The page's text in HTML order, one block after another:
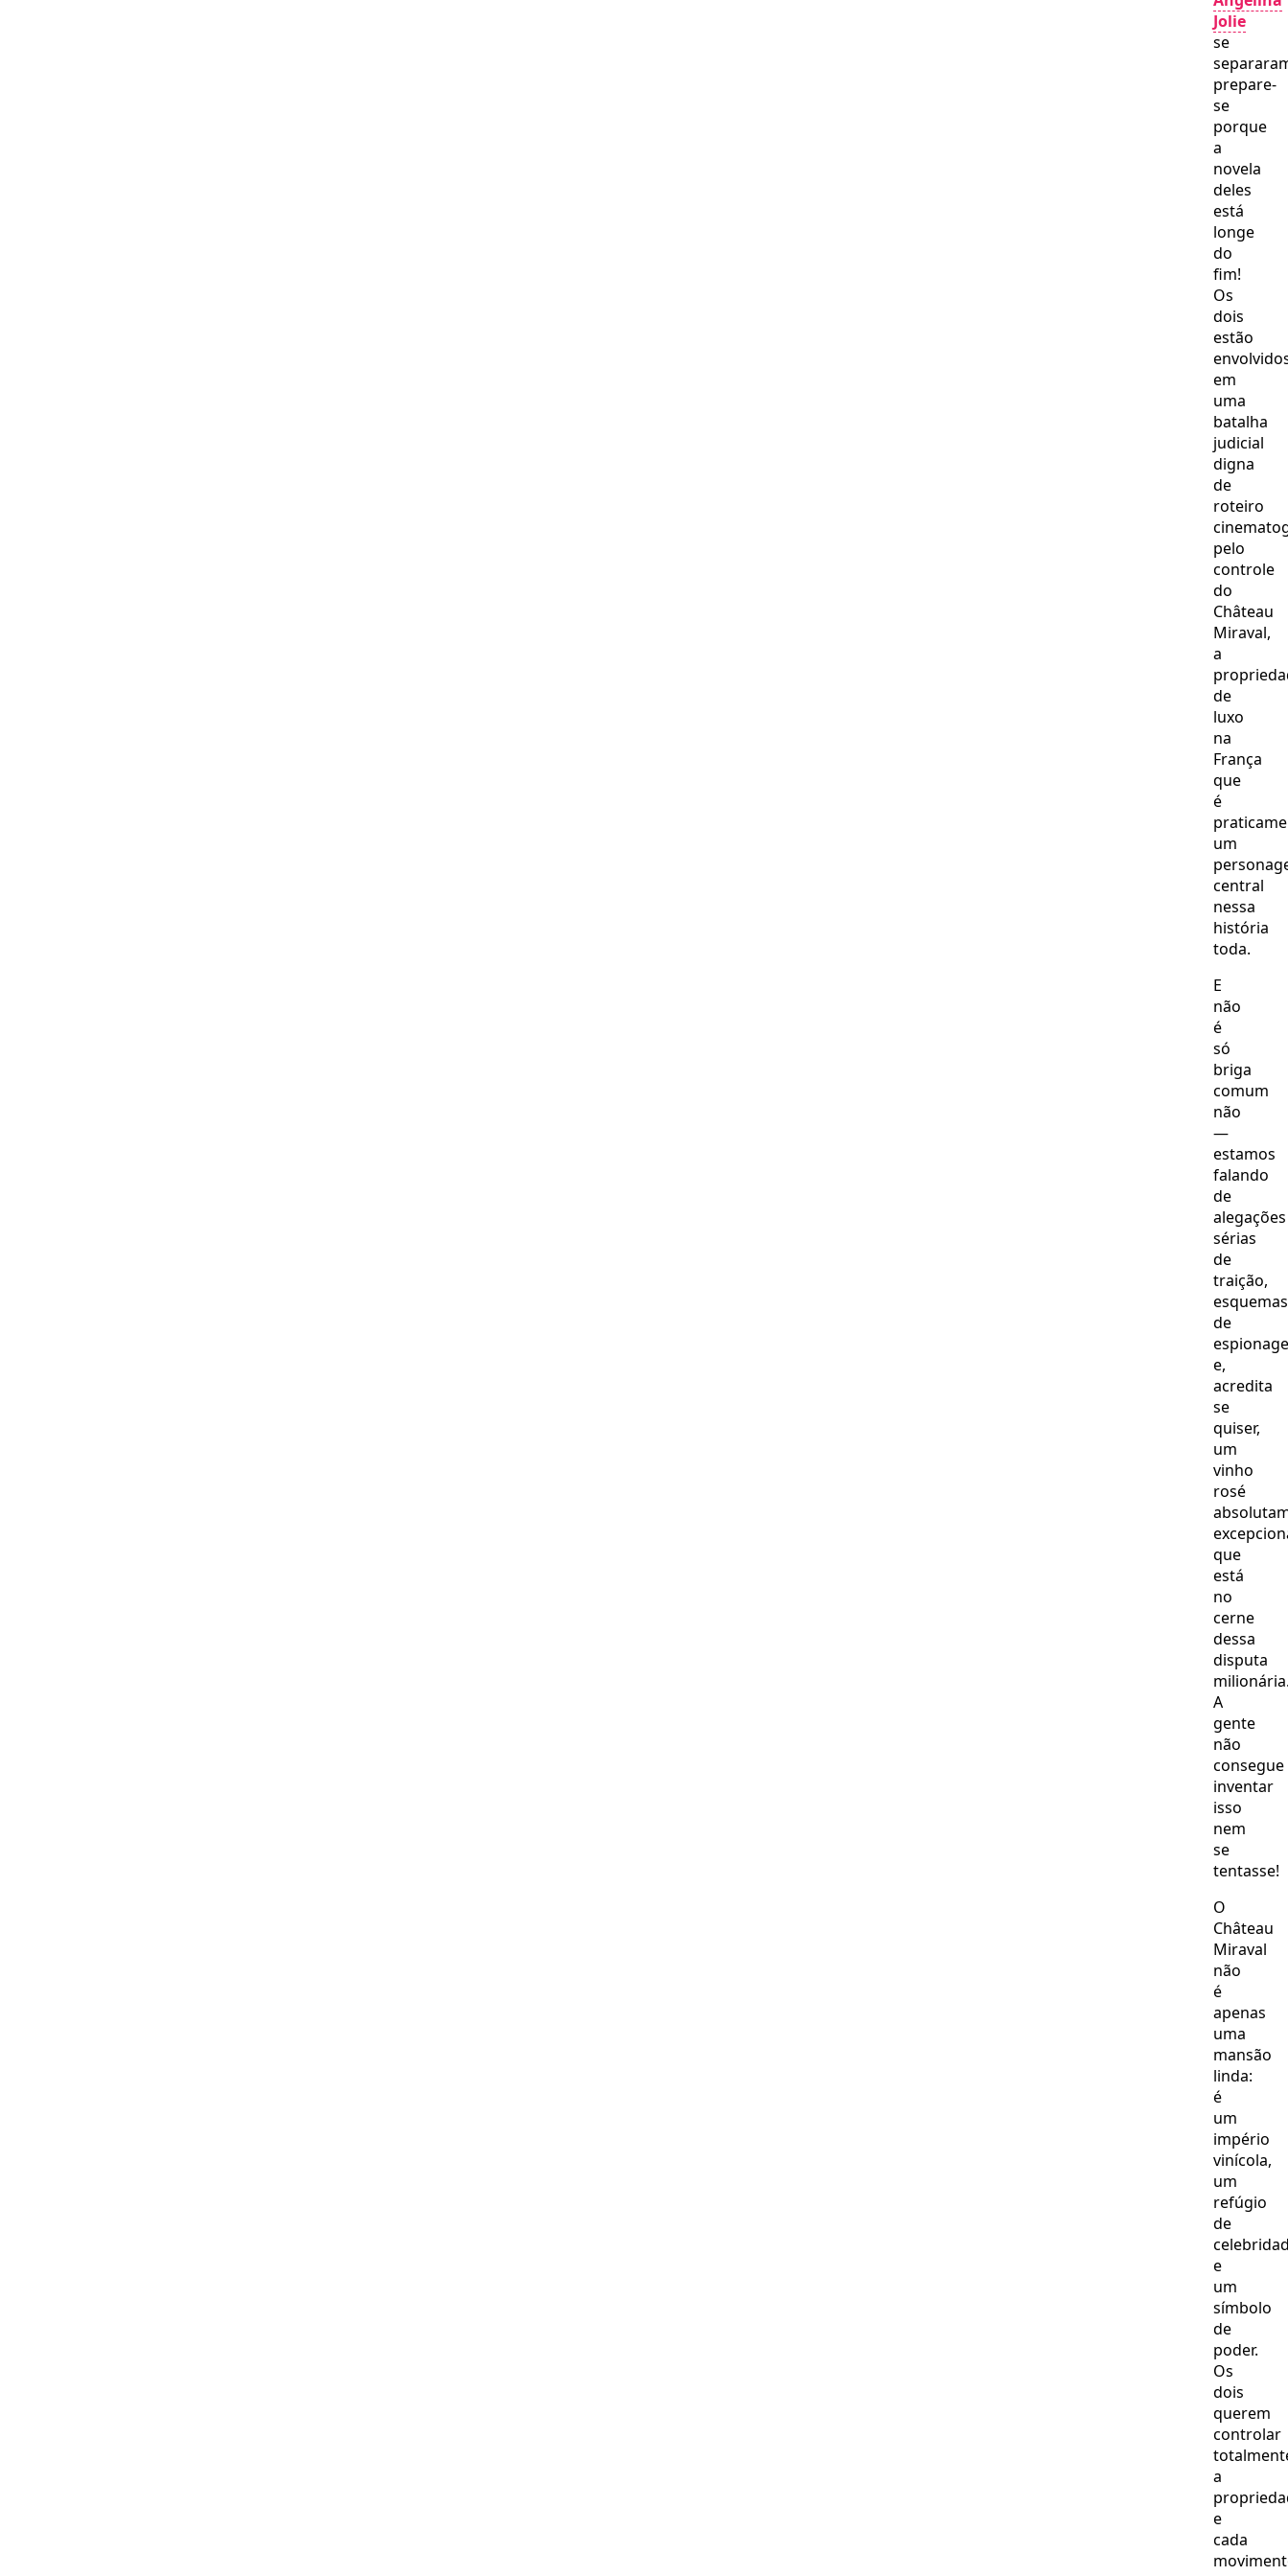
Jolie
se
prepare-
se
porque
a
novela
deles
está
longe
do
fim!
Os
dois
estão
em
uma
batalha
judicial
digna
de
roteiro
pelo
controle
do
Château
Miraval,
a
de
luxo
na
França
que
é
um
central
nessa
história
toda.
E
não
é
só
briga
comum
não
—
estamos
falando
de
alegações
sérias
de
traição,
esquemas
de
e,
acredita
se
quiser,
um
vinho
rosé
que
está
no
cerne
dessa
disputa
A
gente
não
consegue
inventar
isso
nem
se
tentasse!
O
Château
Miraval
não
é
apenas
uma
mansão
linda:
é
um
império
vinícola,
um
refúgio
de
e
um
símbolo
de
poder.
Os
dois
querem
controlar
a
e
cada
radical!